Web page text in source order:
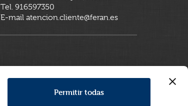
Permitir todas
Tel. 916597350
E-mail atencion.cliente@feran.es